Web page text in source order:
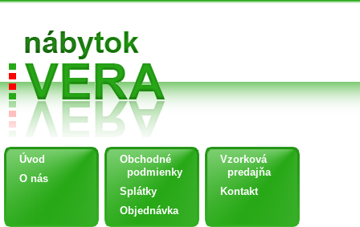
Úvod
O nás
Obchodné
podmienky
Splátky
Objednávka
Vzorková
predajňa
Kontakt